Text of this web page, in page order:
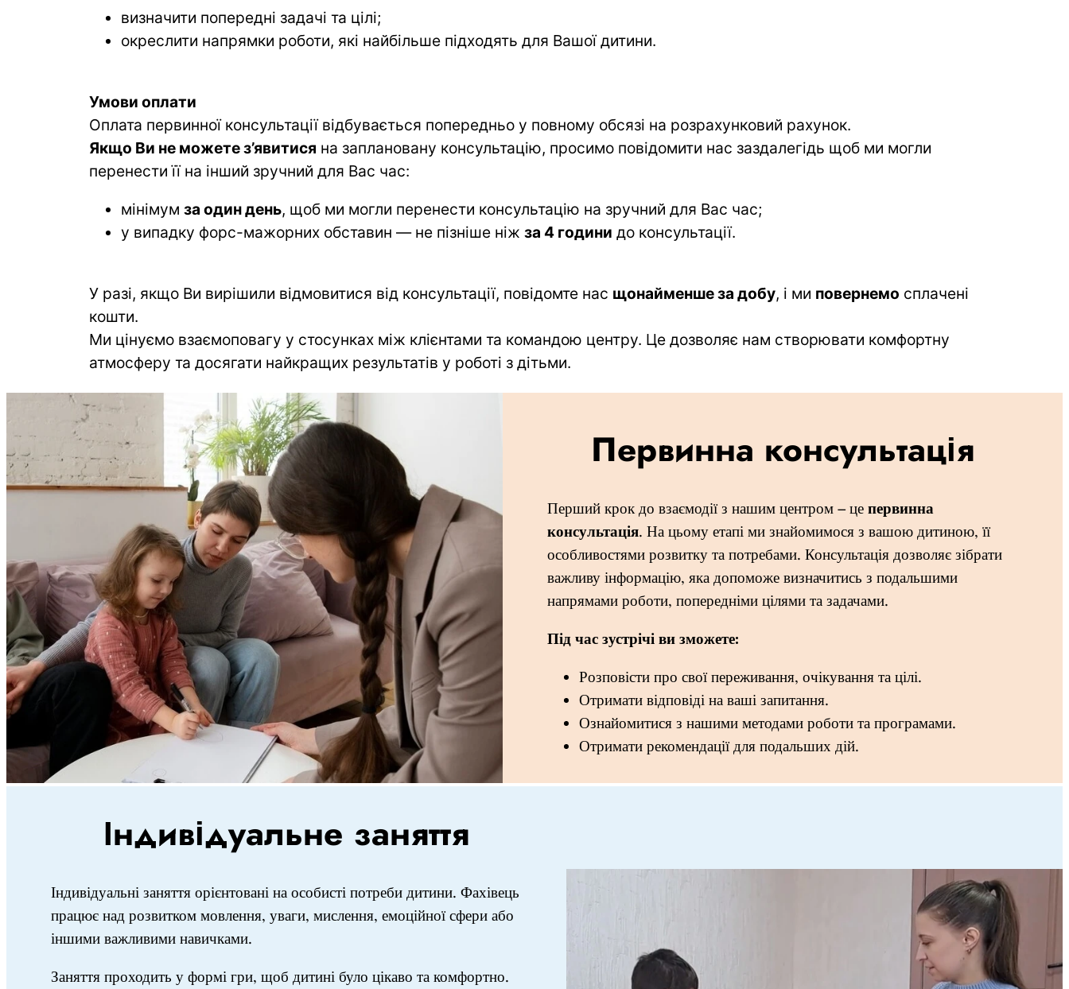
визначити попередні задачі та цілі;
окреслити напрямки роботи, які найбільше підходять для Вашої дитини.
Умови оплати
Оплата первинної консультації відбувається попередньо у повному обсязі на розрахунковий рахунок.
Якщо Ви не можете з’явитися на заплановану консультацію, просимо повідомити нас заздалегідь щоб ми могли
перенести її на інший зручний для Вас час:
мінімум за один день, щоб ми могли перенести консультацію на зручний для Вас час;
у випадку форс-мажорних обставин — не пізніше ніж за 4 години до консультації.
У разі, якщо Ви вирішили відмовитися від консультації, повідомте нас щонайменше за добу, і ми повернемо сплачені
кошти.
Ми цінуємо взаємоповагу у стосунках між клієнтами та командою центру. Це дозволяє нам створювати комфортну
атмосферу та досягати найкращих результатів у роботі з дітьми.
Первинна консультація
Перший крок до взаємодії з нашим центром – цепервинна
консультація. На цьому етапі ми знайомимося з вашою дитиною, її
особливостями розвитку та потребами. Консультація дозволяє зібрати
важливу інформацію, яка допоможе визначитись з подальшими
напрямами роботи, попередніми цілями та задачами.
Під час зустрічі ви зможете:
Розповісти про свої переживання, очікування та цілі.
Отримати відповіді на ваші запитання.
Ознайомитися з нашими методами роботи та програмами.
Отримати рекомендації для подальших дій.
Індивідуальне заняття
Індивідуальні заняття орієнтовані на особисті потреби дитини. Фахівець
працює над розвитком мовлення, уваги, мислення, емоційної сфери або
іншими важливими навичками.
Заняття проходить у формі гри, щоб дитині було цікаво та комфортно.